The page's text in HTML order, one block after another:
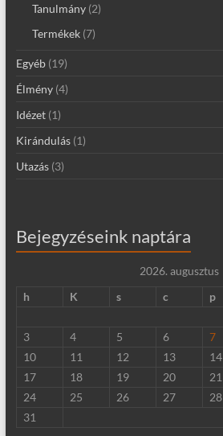
Tanulmány(2)
Termékek(7)
Egyéb(19)
Élmény(4)
Idézet(1)
Kirándulás(1)
Utazás(3)
Bejegyzéseink naptára
2026. augusztus
h
K s c p
3
4 5 6 7
10
11 12 13 14
17
18 19 20 21
24
25 26 27 28
31